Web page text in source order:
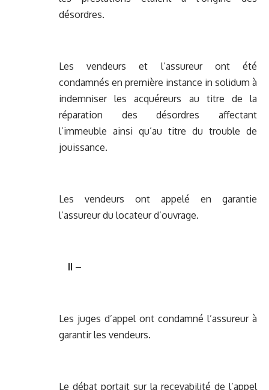
désordres.
Les vendeurs et l’assureur ont été
condamnés en première instance in solidum à
indemniser les acquéreurs au titre de la
réparation des désordres affectant
l’immeuble ainsi qu’au titre du trouble de
jouissance.
Les vendeurs ont appelé en garantie
l’assureur du locateur d’ouvrage.
II –
Les juges d’appel ont condamné l’assureur à
garantir les vendeurs.
Le débat portait sur la recevabilité de l’appel